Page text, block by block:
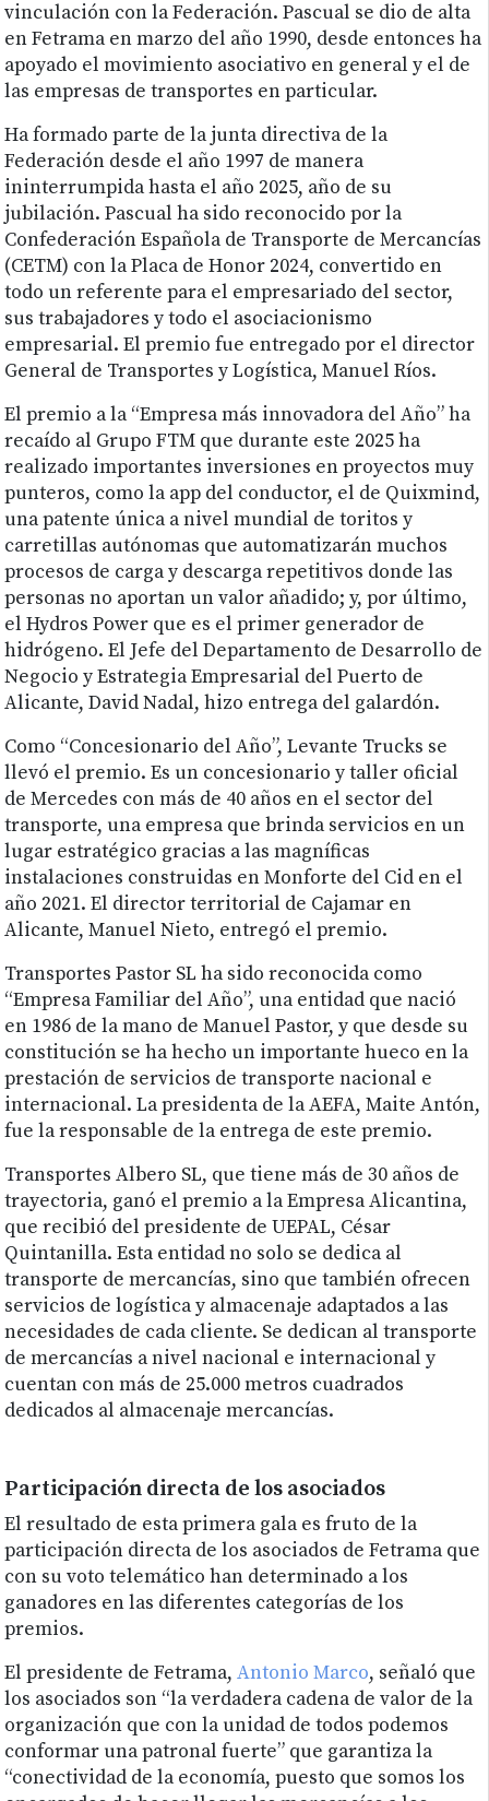
vinculación con la Federación. Pascual se dio de alta
en Fetrama en marzo del año 1990, desde entonces ha
apoyado el movimiento asociativo en general y el de
las empresas de transportes en particular.
Ha formado parte de la junta directiva de la
Federación desde el año 1997 de manera
ininterrumpida hasta el año 2025, año de su
jubilación. Pascual ha sido reconocido por la
Confederación Española de Transporte de Mercancías
(CETM) con la Placa de Honor 2024, convertido en
todo un referente para el empresariado del sector,
sus trabajadores y todo el asociacionismo
empresarial. El premio fue entregado por el director
General de Transportes y Logística, Manuel Ríos.
El premio a la “Empresa más innovadora del Año” ha
recaído al Grupo FTM que durante este 2025 ha
realizado importantes inversiones en proyectos muy
punteros, como la app del conductor, el de Quixmind,
una patente única a nivel mundial de toritos y
carretillas autónomas que automatizarán muchos
procesos de carga y descarga repetitivos donde las
personas no aportan un valor añadido; y, por último,
el Hydros Power que es el primer generador de
hidrógeno. El Jefe del Departamento de Desarrollo de
Negocio y Estrategia Empresarial del Puerto de
Alicante, David Nadal, hizo entrega del galardón.
Como “Concesionario del Año”, Levante Trucks se
llevó el premio. Es un concesionario y taller oficial
de Mercedes con más de 40 años en el sector del
transporte, una empresa que brinda servicios en un
lugar estratégico gracias a las magníficas
instalaciones construidas en Monforte del Cid en el
año 2021. El director territorial de Cajamar en
Alicante, Manuel Nieto, entregó el premio.
Transportes Pastor SL ha sido reconocida como
“Empresa Familiar del Año”, una entidad que nació
en 1986 de la mano de Manuel Pastor, y que desde su
constitución se ha hecho un importante hueco en la
prestación de servicios de transporte nacional e
internacional. La presidenta de la AEFA, Maite Antón,
fue la responsable de la entrega de este premio.
Transportes Albero SL, que tiene más de 30 años de
trayectoria, ganó el premio a la Empresa Alicantina,
que recibió del presidente de UEPAL, César
Quintanilla. Esta entidad no solo se dedica al
transporte de mercancías, sino que también ofrecen
servicios de logística y almacenaje adaptados a las
necesidades de cada cliente. Se dedican al transporte
de mercancías a nivel nacional e internacional y
cuentan con más de 25.000 metros cuadrados
dedicados al almacenaje mercancías.
Participación directa de los asociados
El resultado de esta primera gala es fruto de la
participación directa de los asociados de Fetrama que
con su voto telemático han determinado a los
ganadores en las diferentes categorías de los
premios.
El presidente de Fetrama,Antonio Marco, señaló que
los asociados son “la verdadera cadena de valor de la
organización que con la unidad de todos podemos
conformar una patronal fuerte” que garantiza la
“conectividad de la economía, puesto que somos los